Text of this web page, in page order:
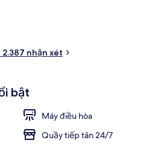
cách Ga Kujo 6 phút.
2.387 nhận xét
bật
Máy điều hòa
Quầy tiếp tân 24/7